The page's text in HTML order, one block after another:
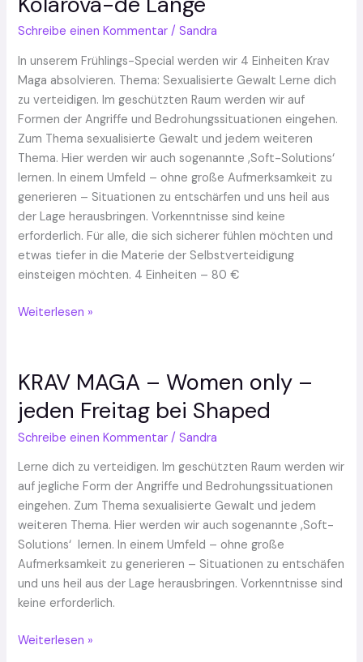
Schreibe einen Kommentar /Sandra
In unserem Frühlings-Special werden wir 4 Einheiten Krav
Maga absolvieren. Thema: Sexualisierte Gewalt Lerne dich
zu verteidigen. Im geschützten Raum werden wir auf
Formen der Angriffe und Bedrohungssituationen eingehen.
Zum Thema sexualisierte Gewalt und jedem weiteren
Thema. Hier werden wir auch sogenannte ‚Soft-Solutions‘
lernen. In einem Umfeld – ohne große Aufmerksamkeit zu
generieren – Situationen zu entschärfen und uns heil aus
der Lage herausbringen. Vorkenntnisse sind keine
erforderlich. Für alle, die sich sicherer fühlen möchten und
etwas tiefer in die Materie der Selbstverteidigung
einsteigen möchten. 4 Einheiten – 80 €
–
Workshopreihe
4
x
Ballettschule
Kolarova-
de
Lange
Weiterlesen »
KRAV MAGA – Women only –
jeden Freitag bei Shaped
Schreibe einen Kommentar /Sandra
Lerne dich zu verteidigen. Im geschützten Raum werden wir
auf jegliche Form der Angriffe und Bedrohungssituationen
eingehen. Zum Thema sexualisierte Gewalt und jedem
weiteren Thema. Hier werden wir auch sogenannte ‚Soft-
Solutions‘ lernen. In einem Umfeld – ohne große
Aufmerksamkeit zu generieren – Situationen zu entschäfen
und uns heil aus der Lage herausbringen. Vorkenntnisse sind
keine erforderlich.
KRAV
–
Women
–
jeden
Freitag
bei
Shaped
Weiterlesen »